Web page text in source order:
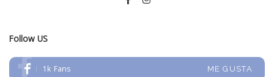
Follow US
1k Fans ME GUSTA